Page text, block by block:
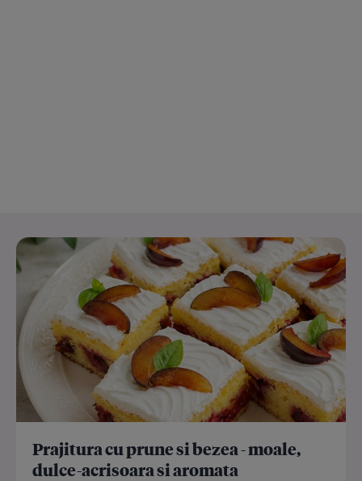
Prajitura cu prune si bezea - moale,
dulce-acrisoara si aromata